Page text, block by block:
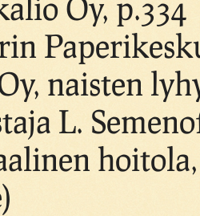
naisten
L.